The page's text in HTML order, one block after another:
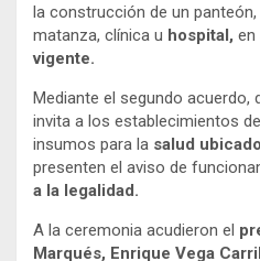
la construcción de un
matanza, clínica u hospital, en
vigente.
Mediante el segundo acuerdo,
invita a los establecimientos
insumos para la salud
presenten el aviso de
a la legalidad.
A la ceremonia acudieron el
Marqués, Enrique Vega